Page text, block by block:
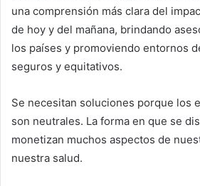
una comprensión más clara del
de hoy y del mañana, brindando
los países y promoviendo entornos
seguros y equitativos.
Se necesitan soluciones porque los
son neutrales. La forma en que se
monetizan muchos aspectos de
nuestra salud.